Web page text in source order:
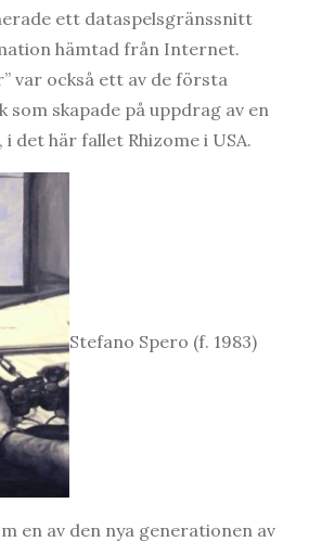
ett dataspelsgränssnitt
hämtad från Internet.
var också ett av de första
som skapade på uppdrag av en
det här fallet Rhizome i USA.
Stefano Spero (f. 1983)
en av den nya generationen av